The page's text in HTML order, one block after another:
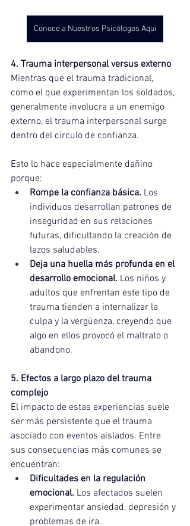
Conoce a Nuestros Psicólogos Aquí
4. Trauma interpersonal versus externo
Mientras que el trauma tradicional,
como el que experimentan los soldados,
generalmente involucra a un enemigo
externo, el trauma interpersonal surge
dentro del círculo de confianza.
Esto lo hace especialmente dañino
porque:
Rompe la confianza básica. Los
individuos desarrollan patrones de
inseguridad en sus relaciones
futuras, dificultando la creación de
lazos saludables.
Deja una huella más profunda en el
desarrollo emocional. Los niños y
adultos que enfrentan este tipo de
trauma tienden a internalizar la
culpa y la vergüenza, creyendo que
algo en ellos provocó el maltrato o
abandono.
5. Efectos a largo plazo del trauma
complejo
El impacto de estas experiencias suele
ser más persistente que el trauma
asociado con eventos aislados. Entre
sus consecuencias más comunes se
encuentran:
Dificultades en la regulación
emocional. Los afectados suelen
experimentar ansiedad, depresión y
problemas de ira.